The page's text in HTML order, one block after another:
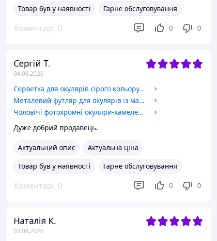
Товар був у наявності
Гарне обслуговування
Коментарі 0 0 0
Сергій Т.
04.08.2026
Серветка для окулярів сірого кольору компактний та корисний аксесуар для кожного, хто носить окуляри.
Металевий футляр для окулярів із магнітним закриттям.
Чоловічі фотохромні окуляри-хамелеони з флексами Код 25512-C1 +1.75
Дуже добрий продавець.
Актуальний опис
Актуальна ціна
Товар був у наявності
Гарне обслуговування
Коментарі 0 0 0
Наталія К.
03.08.2026